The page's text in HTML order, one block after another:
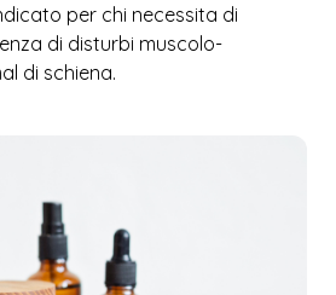
per chi necessita di
di disturbi muscolo-
di schiena.